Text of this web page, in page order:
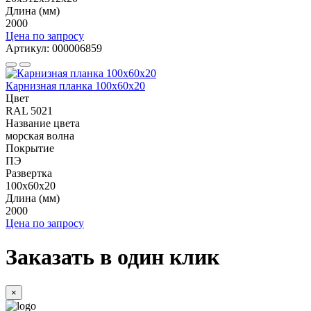
Длина (мм)
2000
Цена по запросу
Артикул: 000006859
Карнизная планка 100х60х20
Цвет
RAL 5021
Название цвета
морская волна
Покрытие
ПЭ
Развертка
100х60х20
Длина (мм)
2000
Цена по запросу
Заказать в один клик
×